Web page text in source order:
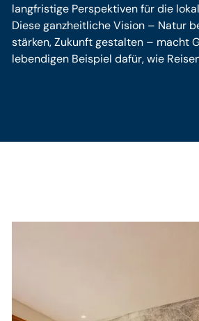
langfristige Perspektiven für die
Diese ganzheitliche Vision – Natur
stärken, Zukunft gestalten – macht
lebendigen Beispiel dafür, wie